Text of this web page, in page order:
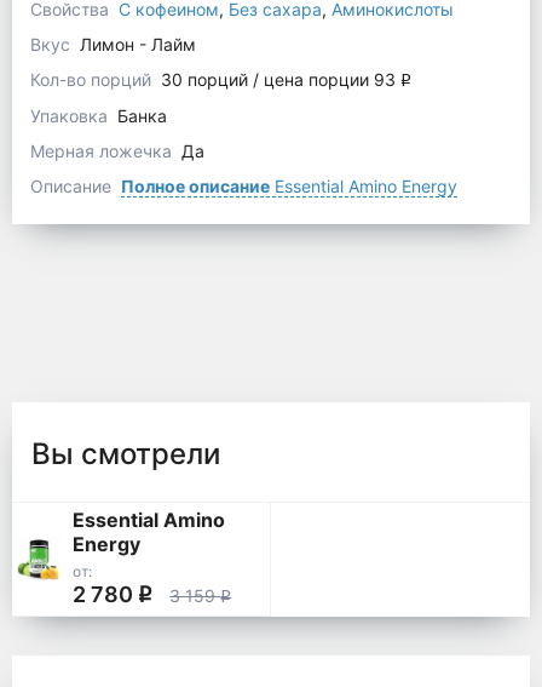
Свойства С кофеином, Без сахара, Аминокислоты
Вкус Лимон - Лайм
Кол-во порций 30 порций / цена порции 93 q
Упаковка Банка
Мерная ложечка Да
Описание Полное описаниеEssential Amino Energy
Вы смотрели
Essential Amino
Energy
от:
2 780 q 3 159q